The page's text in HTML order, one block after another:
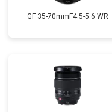
GF 35-70mmF4.5-5.6 WR